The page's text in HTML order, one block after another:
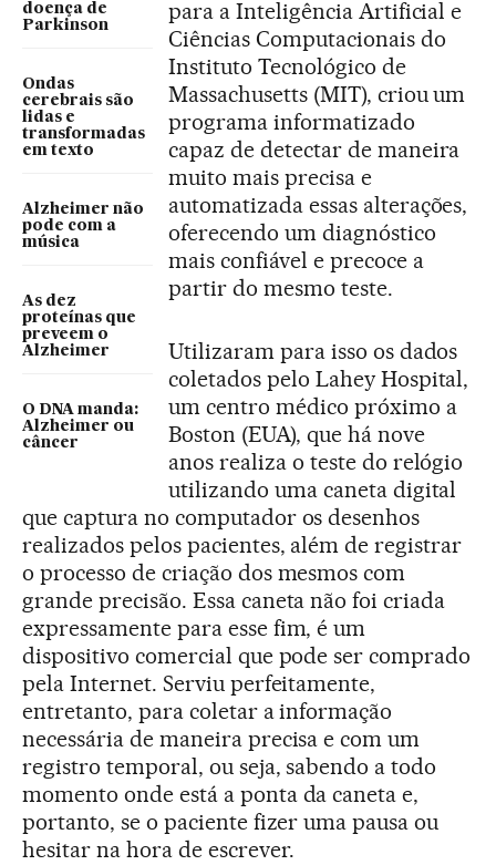
doença de
Parkinson
Ondas
cerebrais são
lidas e
transformadas
em texto
Alzheimer não
pode com a
música
As dez
proteínas que
preveem o
Alzheimer
O DNA manda:
Alzheimer ou
câncer
para a Inteligência Artificial e
Ciências Computacionais do
Instituto Tecnológico de
Massachusetts (MIT), criou um
programa informatizado
capaz de detectar de maneira
muito mais precisa e
automatizada essas alterações,
oferecendo um diagnóstico
mais confiável e precoce a
partir do mesmo teste.
Utilizaram para isso os dados
coletados pelo Lahey Hospital,
um centro médico próximo a
Boston (EUA), que há nove
anos realiza o teste do relógio
utilizando uma caneta digital
que captura no computador os desenhos
realizados pelos pacientes, além de registrar
o processo de criação dos mesmos com
grande precisão. Essa caneta não foi criada
expressamente para esse fim, é um
dispositivo comercial que pode ser comprado
pela Internet. Serviu perfeitamente,
entretanto, para coletar a informação
necessária de maneira precisa e com um
registro temporal, ou seja, sabendo a todo
momento onde está a ponta da caneta e,
portanto, se o paciente fizer uma pausa ou
hesitar na hora de escrever.